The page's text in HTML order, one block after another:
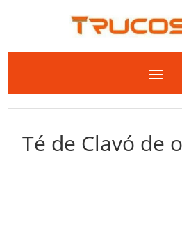
Té de Clavó de